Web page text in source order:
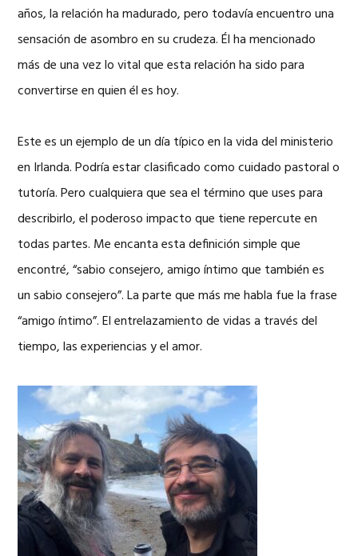
años, la relación ha madurado, pero todavía encuentro una
sensación de asombro en su crudeza. Él ha mencionado
más de una vez lo vital que esta relación ha sido para
convertirse en quien él es hoy.
Este es un ejemplo de un día típico en la vida del ministerio
en Irlanda. Podría estar clasificado como cuidado pastoral o
tutoría. Pero cualquiera que sea el término que uses para
describirlo, el poderoso impacto que tiene repercute en
todas partes. Me encanta esta definición simple que
encontré, “sabio consejero, amigo íntimo que también es
un sabio consejero”. La parte que más me habla fue la frase
“amigo íntimo”. El entrelazamiento de vidas a través del
tiempo, las experiencias y el amor.